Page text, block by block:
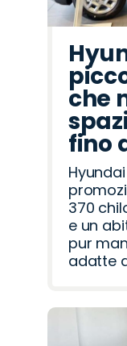
che
fino
370
e un
pur
adatte